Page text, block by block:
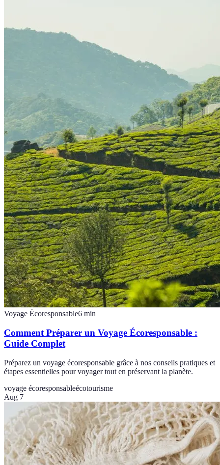
Voyage Écoresponsable6 min
Comment Préparer un Voyage Écoresponsable :
Guide Complet
Préparez un voyage écoresponsable grâce à nos conseils pratiques et
étapes essentielles pour voyager tout en préservant la planète.
voyage écoresponsableécotourisme
Aug 7